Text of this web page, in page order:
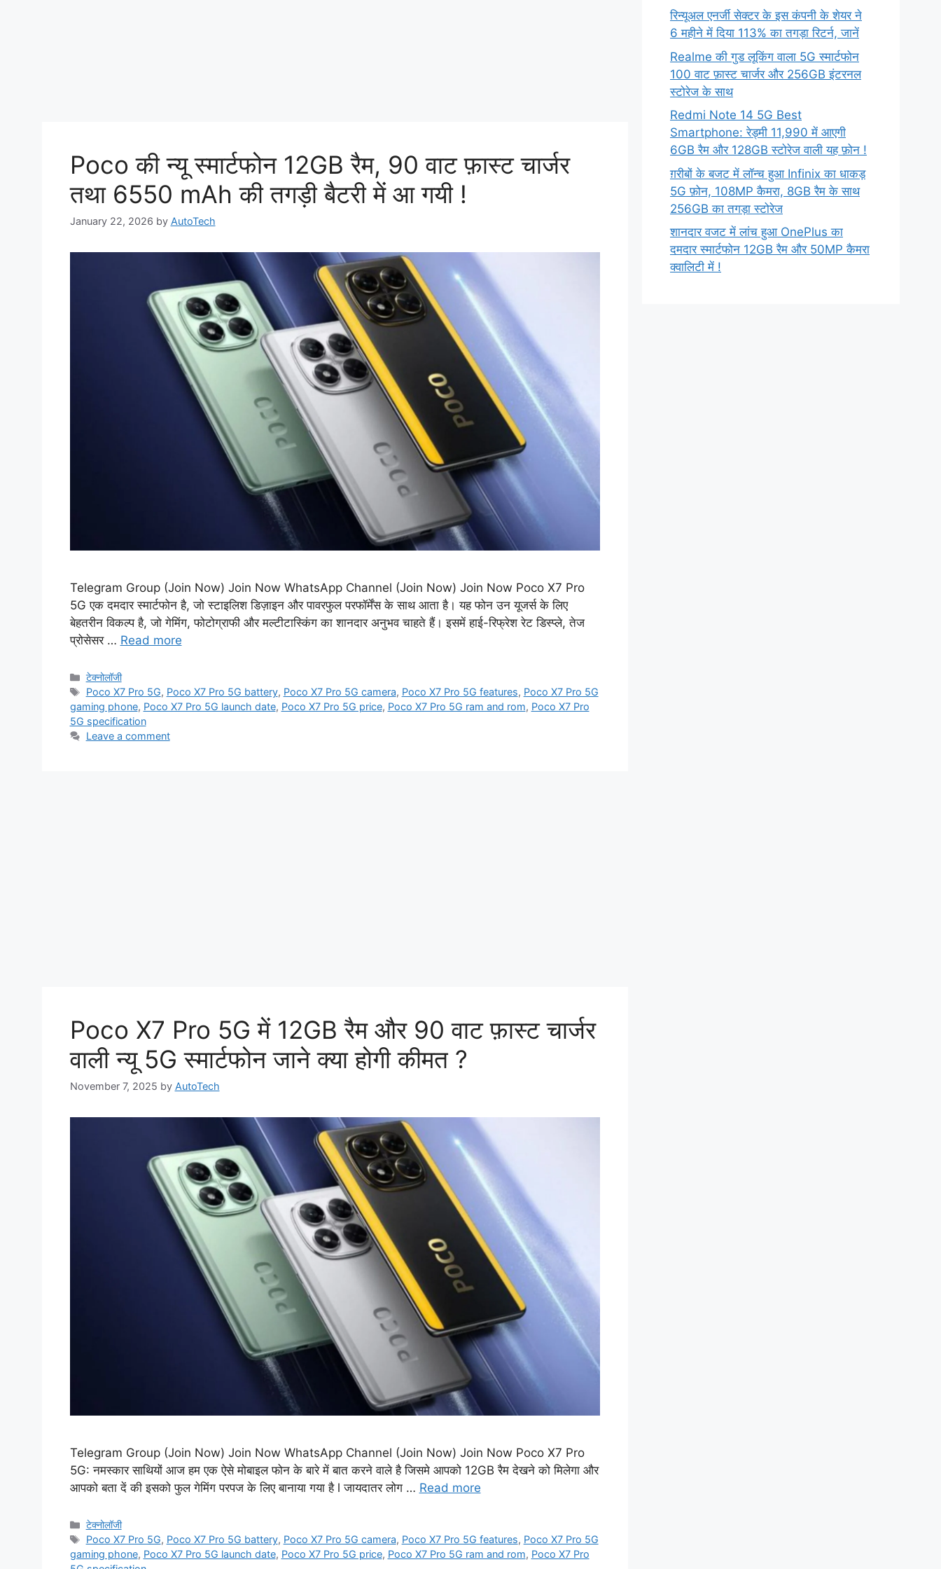
Poco की न्यू स्मार्टफोन 12GB रैम, 90 वाट फ़ास्ट चार्जर
तथा 6550 mAh की तगड़ी बैटरी में आ गयी !
January 22, 2026 by AutoTech
Telegram Group (Join Now) Join Now WhatsApp Channel (Join Now) Join Now Poco X7 Pro
5G एक दमदार स्मार्टफोन है, जो स्टाइलिश डिज़ाइन और पावरफुल परफॉर्मेंस के साथ आता है। यह फोन उन यूजर्स के लिए
बेहतरीन विकल्प है, जो गेमिंग, फोटोग्राफी और मल्टीटास्किंग का शानदार अनुभव चाहते हैं। इसमें हाई-रिफ्रेश रेट डिस्प्ले, तेज
प्रोसेसर … Read more
Categories
टेक्नोलॉजी
Tags
Poco X7 Pro 5G, Poco X7 Pro 5G battery, Poco X7 Pro 5G camera, Poco X7 Pro 5G features, Poco X7 Pro 5G
gaming phone, Poco X7 Pro 5G launch date, Poco X7 Pro 5G price, Poco X7 Pro 5G ram and rom, Poco X7 Pro
5G specification
Leave a comment
Poco X7 Pro 5G में 12GB रैम और 90 वाट फ़ास्ट चार्जर
वाली न्यू 5G स्मार्टफोन जाने क्या होगी कीमत ?
November 7, 2025 by AutoTech
Telegram Group (Join Now) Join Now WhatsApp Channel (Join Now) Join Now Poco X7 Pro
5G: नमस्कार साथियों आज हम एक ऐसे मोबाइल फोन के बारे में बात करने वाले है जिसमे आपको 12GB रैम देखने को मिलेगा और
आपको बता दें की इसको फुल गेमिंग परपज के लिए बानाया गया है l जायदातर लोग … Read more
Categories
टेक्नोलॉजी
Tags
Poco X7 Pro 5G, Poco X7 Pro 5G battery, Poco X7 Pro 5G camera, Poco X7 Pro 5G features, Poco X7 Pro 5G
gaming phone, Poco X7 Pro 5G launch date, Poco X7 Pro 5G price, Poco X7 Pro 5G ram and rom, Poco X7 Pro
रिन्यूअल एनर्जी सेक्टर के इस कंपनी के शेयर ने
6 महीने में दिया 113% का तगड़ा रिटर्न, जानें
Realme की गुड लूकिंग वाला 5G स्मार्टफोन
100 वाट फ़ास्ट चार्जर और 256GB इंटरनल
स्टोरेज के साथ
Redmi Note 14 5G Best
Smartphone: रेड्मी 11,990 में आएगी
6GB रैम और 128GB स्टोरेज वाली यह फ़ोन !
ग़रीबों के बजट में लॉन्च हुआ Infinix का धाकड़
5G फ़ोन, 108MP कैमरा, 8GB रैम के साथ
256GB का तगड़ा स्टोरेज
शानदार वजट में लांच हुआ OnePlus का
दमदार स्मार्टफोन 12GB रैम और 50MP कैमरा
क्वालिटी में !